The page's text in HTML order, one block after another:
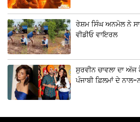
ਰੇਸ਼ਮ ਸਿੰਘ ਅਨਮੋਲ ਨੇ
ਵੀਡੀਓ ਵਾਇਰਲ
ਸੁਰਵੀਨ ਚਾਵਲਾ ਦਾ
ਪੰਜਾਬੀ ਫ਼ਿਲਮਾਂ ਦੇ ਨਾਲ-